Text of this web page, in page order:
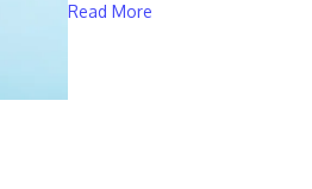
Read More